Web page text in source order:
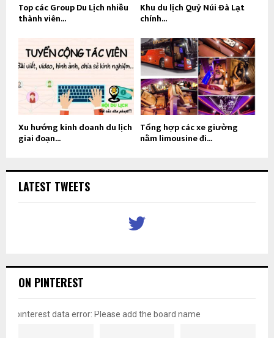
Top các Group Du Lịch nhiều
thành viên...
Khu du lịch Quỷ Núi Đà Lạt
chính...
Xu hướng kinh doanh du lịch
giai đoạn...
Tổng hợp các xe giường
nằm limousine đi...
LATEST TWEETS
ON PINTEREST
pinterest data error: Please add the board name